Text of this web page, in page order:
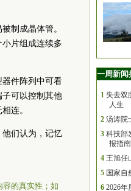
制成晶体管。
片组成连续多
件阵列中可看
可以控制其他
连。
他们认为，记忆
的真实性；如
一周新闻
1 失去双
人生
2 汤涛院
3 科技部
报指南
4 王旭任
5 国家自
6 2026